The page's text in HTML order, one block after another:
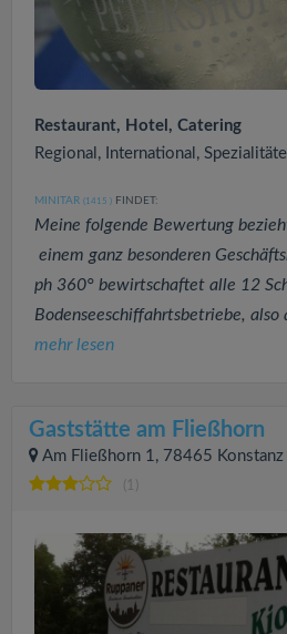
Restaurant, Hotel, Catering
Regional, International,
MINITAR (1415 ) FINDET:
Meine folgende Bewertung
einem ganz besonderen
ph 360° bewirtschaftet alle 12
Bodenseeschiffahrtsbetriebe, also
mehr lesen
Gaststätte am Fließhorn
Am Fließhorn 1, 78465 Konstanz
(1)